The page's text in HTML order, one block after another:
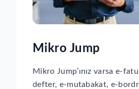
Mikro Jump
Mikro Jump’ınız varsa e-
defter, e-mutabakat, e-